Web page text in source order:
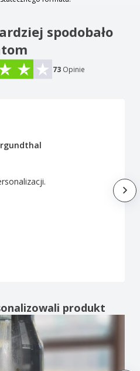
spodobało
73 Opinie
produkt